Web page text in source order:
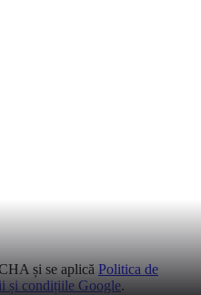
și se aplică Politica de
și condițiile Google.